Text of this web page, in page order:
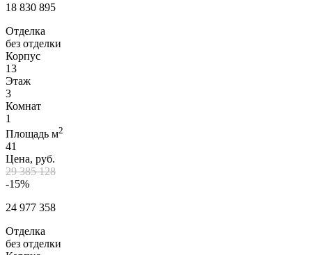
18 830 895
Отделка
без отделки
Корпус
13
Этаж
3
Комнат
1
Площадь м2
41
Цена, руб.
29 385 128
-15%
24 977 358
Отделка
без отделки